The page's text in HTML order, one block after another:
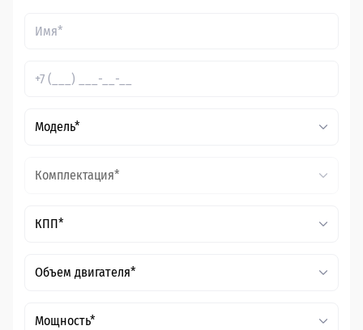
Модель*
Комплектация*
КПП*
Объем двигателя*
Мощность*